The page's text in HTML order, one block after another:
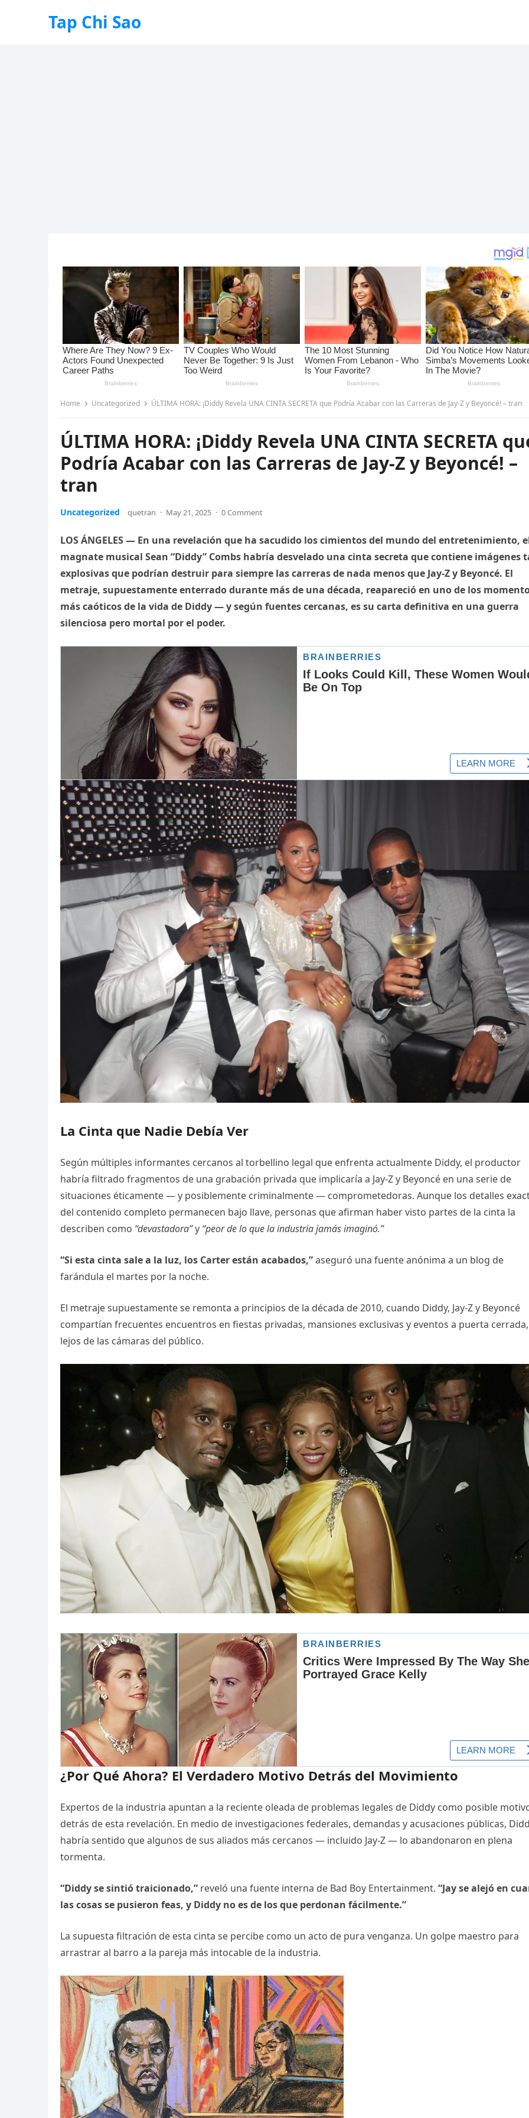
Tap Chi Sao
Home Uncategorized ÚLTIMA HORA: ¡Diddy Revela UNA CINTA SECRETA que Podría Acabar con las Carreras de Jay-Z y Beyoncé! – tran
ÚLTIMA HORA: ¡Diddy Revela UNA CINTA SECRETA
Podría Acabar con las Carreras de Jay-Z y Beyoncé! –
tran
Uncategorized quetran · May 21, 2025 · 0 Comment
LOS ÁNGELES — En una revelación que ha sacudido los cimientos del mundo del entretenimiento,
magnate musical Sean “Diddy” Combs habría desvelado una cinta secreta que contiene imágenes
explosivas que podrían destruir para siempre las carreras de nada menos que Jay-Z y Beyoncé. El
metraje, supuestamente enterrado durante más de una década, reapareció en uno de los
más caóticos de la vida de Diddy — y según fuentes cercanas, es su carta definitiva en una guerra
silenciosa pero mortal por el poder.
La Cinta que Nadie Debía Ver
Según múltiples informantes cercanos al torbellino legal que enfrenta actualmente Diddy, el productor
habría filtrado fragmentos de una grabación privada que implicaría a Jay-Z y Beyoncé en una serie de
situaciones éticamente — y posiblemente criminalmente — comprometedoras. Aunque los detalles
del contenido completo permanecen bajo llave, personas que afirman haber visto partes de la cinta la
describen como “devastadora”y “peor de lo que la industria jamás imaginó.”
“Si esta cinta sale a la luz, los Carter están acabados,”aseguró una fuente anónima a un blog de
farándula el martes por la noche.
El metraje supuestamente se remonta a principios de la década de 2010, cuando Diddy, Jay-Z y Beyoncé
compartían frecuentes encuentros en fiestas privadas, mansiones exclusivas y eventos a puerta cerrada,
lejos de las cámaras del público.
¿Por Qué Ahora? El Verdadero Motivo Detrás del Movimiento
Expertos de la industria apuntan a la reciente oleada de problemas legales de Diddy como posible
detrás de esta revelación. En medio de investigaciones federales, demandas y acusaciones públicas,
habría sentido que algunos de sus aliados más cercanos — incluido Jay-Z — lo abandonaron en plena
tormenta.
“Diddy se sintió traicionado,” reveló una fuente interna de Bad Boy Entertainment. “Jay se alejó en
las cosas se pusieron feas, y Diddy no es de los que perdonan fácilmente.”
La supuesta filtración de esta cinta se percibe como un acto de pura venganza. Un golpe maestro para
arrastrar al barro a la pareja más intocable de la industria.